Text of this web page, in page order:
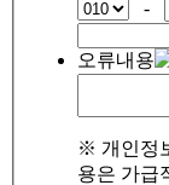
-
오류내용
※ 개인정
용은 가급